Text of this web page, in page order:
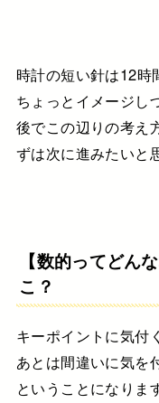
時計の短い針は12時
ちょっとイメージし
後でこの辺りの考え
ずは次に進みたいと
【数的ってどん
こ？
キーポイントに気付
あとは間違いに気を
ということになります